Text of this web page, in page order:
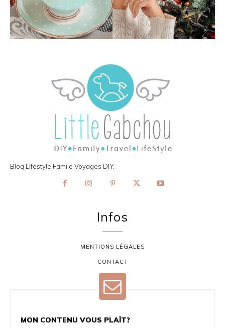
Blog Lifestyle Famile Voyages DIY.
Infos
MENTIONS LÉGALES
CONTACT
MON CONTENU VOUS PLAÎT?